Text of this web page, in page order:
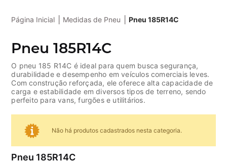
Página Inicial Medidas de Pneu Pneu 185R14C
Pneu 185R14C
O pneu 185 R14C é ideal para quem busca segurança,
durabilidade e desempenho em veículos comerciais leves.
Com construção reforçada, ele oferece alta capacidade de
carga e estabilidade em diversos tipos de terreno, sendo
perfeito para vans, furgões e utilitários.
Não há produtos cadastrados nesta categoria.
Pneu 185R14C